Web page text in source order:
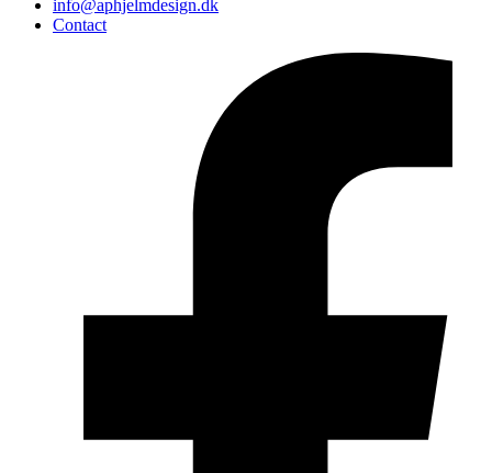
info@aphjelmdesign.dk
Contact